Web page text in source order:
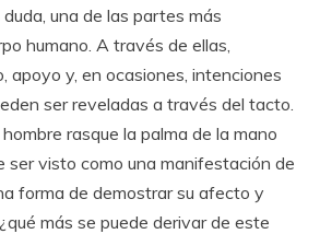
una de las partes más
humano. A través de ellas,
apoyo y, en ocasiones, intenciones
ser reveladas a través del tacto.
rasque la palma de la mano
ser visto como una manifestación de
forma de demostrar su afecto y
más se puede derivar de este